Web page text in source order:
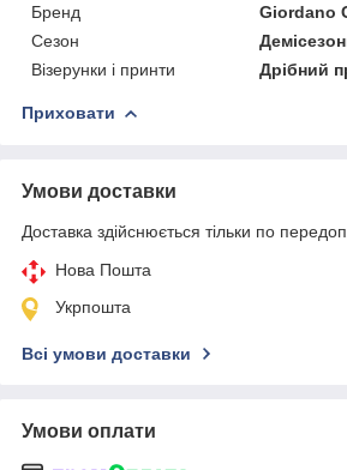
Бренд
Giordano
Сезон
Візерунки і принти
Дрібний
Приховати
Умови доставки
Доставка здійснюється тільки по
Нова Пошта
Укрпошта
Всі умови доставки
Умови оплати